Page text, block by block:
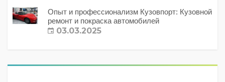
Опыт и профессионализм Кузовпорт: Кузовной
ремонт и покраска автомобилей
03.03.2025